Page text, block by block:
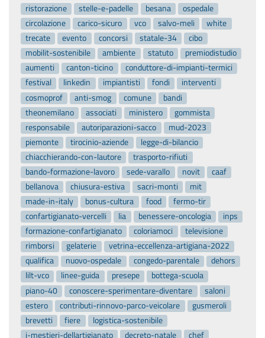
ristorazione
stelle-e-padelle besana
ospedale
circolazione
carico-sicuro vco salvo-meli
white
trecate
evento concorsi statale-34
cibo
mobilit-sostenibile
ambiente statuto
premiodistudio
aumenti
canton-ticino
conduttore-di-impianti-termici
festival
linkedin impiantisti fondi
interventi
cosmoprof
anti-smog comune
bandi
theonemilano
associati ministero
gommista
responsabile
autoriparazioni-sacco
mud-2023
piemonte
tirocinio-aziende
legge-di-bilancio
chiacchierando-con-lautore
trasporto-rifiuti
bando-formazione-lavoro
sede-varallo novit
caaf
bellanova
chiusura-estiva sacri-monti
mit
made-in-italy
bonus-cultura food
fermo-tir
confartigianato-vercelli
lia benessere-oncologia
inps
formazione-confartigianato
coloriamoci
televisione
rimborsi
gelaterie
vetrina-eccellenza-artigiana-2022
qualifica
nuovo-ospedale congedo-parentale
dehors
lilt-vco
linee-guida presepe
bottega-scuola
piano-40
conoscere-sperimentare-diventare
saloni
estero
contributi-rinnovo-parco-veicolare
gusmeroli
brevetti
fiere
logistica-sostenibile
i-mestieri-dellartigianato
decreto-natale
chef